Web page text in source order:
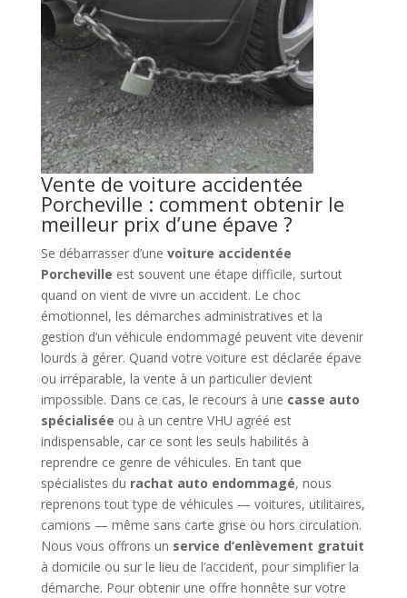
Vente de voiture accidentée
Porcheville : comment obtenir le
meilleur prix d’une épave ?
Se débarrasser d’une voiture accidentée
Porcheville est souvent une étape difficile, surtout
quand on vient de vivre un accident. Le choc
émotionnel, les démarches administratives et la
gestion d’un véhicule endommagé peuvent vite devenir
lourds à gérer. Quand votre voiture est déclarée épave
ou irréparable, la vente à un particulier devient
impossible. Dans ce cas, le recours à une casse auto
spécialisée ou à un centre VHU agréé est
indispensable, car ce sont les seuls habilités à
reprendre ce genre de véhicules. En tant que
spécialistes du rachat auto endommagé, nous
reprenons tout type de véhicules — voitures, utilitaires,
camions — même sans carte grise ou hors circulation.
Nous vous offrons un service d’enlèvement gratuit
à domicile ou sur le lieu de l’accident, pour simplifier la
démarche. Pour obtenir une offre honnête sur votre